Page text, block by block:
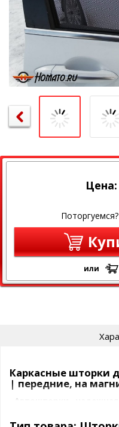
Цена:
или
Каркасные шторки
| передние, на
Автошторки -